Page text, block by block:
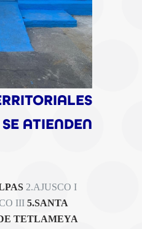
ATIENDEN
2.AJUSCO I
III 5.SANTA
TETLAMEYA